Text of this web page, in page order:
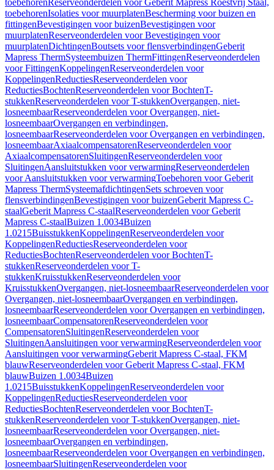
toebehorenReserveonderdelen voor Geberit Mapress Roestvrij Staal,
toebehorenIsolaties voor muurplatenBescherming voor buizen en
fittingenBevestigingen voor buizenBevestigingen voor
muurplatenReserveonderdelen voor Bevestigingen voor
muurplatenDichtingenBoutsets voor flensverbindingenGeberit
Mapress ThermSysteembuizen ThermFittingenReserveonderdelen
voor FittingenKoppelingenReserveonderdelen voor
KoppelingenReductiesReserveonderdelen voor
ReductiesBochtenReserveonderdelen voor BochtenT-
stukkenReserveonderdelen voor T-stukkenOvergangen, niet-
losneembaarReserveonderdelen voor Overgangen, niet-
losneembaarOvergangen en verbindingen,
losneembaarReserveonderdelen voor Overgangen en verbindingen,
losneembaarAxiaalcompensatorenReserveonderdelen voor
AxiaalcompensatorenSluitingenReserveonderdelen voor
SluitingenAansluitstukken voor verwarmingReserveonderdelen
voor Aansluitstukken voor verwarmingToebehoren voor Geberit
Mapress ThermSysteemafdichtingenSets schroeven voor
flensverbindingenBevestigingen voor buizenGeberit Mapress C-
staalGeberit Mapress C-staalReserveonderdelen voor Geberit
Mapress C-staalBuizen 1.0034Buizen
1.0215BuisstukkenKoppelingenReserveonderdelen voor
KoppelingenReductiesReserveonderdelen voor
ReductiesBochtenReserveonderdelen voor BochtenT-
stukkenReserveonderdelen voor T-
stukkenKruisstukkenReserveonderdelen voor
KruisstukkenOvergangen, niet-losneembaarReserveonderdelen voor
Overgangen, niet-losneembaarOvergangen en verbindingen,
losneembaarReserveonderdelen voor Overgangen en verbindingen,
losneembaarCompensatorenReserveonderdelen voor
CompensatorenSluitingenReserveonderdelen voor
SluitingenAansluitingen voor verwarmingReserveonderdelen voor
Aansluitingen voor verwarmingGeberit Mapress C-staal, FKM
blauwReserveonderdelen voor Geberit Mapress C-staal, FKM
blauwBuizen 1.0034Buizen
1.0215BuisstukkenKoppelingenReserveonderdelen voor
KoppelingenReductiesReserveonderdelen voor
ReductiesBochtenReserveonderdelen voor BochtenT-
stukkenReserveonderdelen voor T-stukkenOvergangen, niet-
losneembaarReserveonderdelen voor Overgangen, niet-
losneembaarOvergangen en verbindingen,
losneembaarReserveonderdelen voor Overgangen en verbindingen,
losneembaarSluitingenReserveonderdelen voor